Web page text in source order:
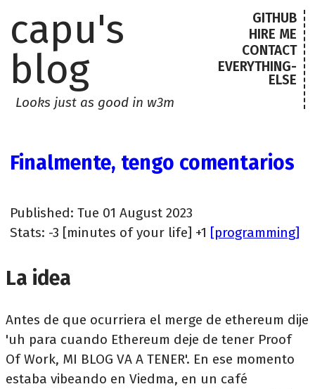
capu's
blog
Looks just as good in w3m
GITHUB
HIRE ME
CONTACT
EVERYTHING-
ELSE
Finalmente, tengo comentarios
Published: Tue 01 August 2023
Stats: -3 [minutes of your life] +1 [programming]
La idea
Antes de que ocurriera el merge de ethereum dije
'uh para cuando Ethereum deje de tener Proof
Of Work, MI BLOG VA A TENER'. En ese momento
estaba vibeando en Viedma, en un café